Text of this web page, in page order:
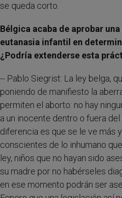
se queda corto.
Bélgica acaba de aprobar
eutanasia infantil en
¿Podría extenderse esta
-- Pablo Siegrist: La ley belga,
poniendo de manifiesto la
permiten el aborto: no hay
a un inocente dentro o fuera del
diferencia es que se le ve más
conscientes de lo inhumano
ley, niños que no hayan sido
su madre por no habérseles
en ese momento podrán ser